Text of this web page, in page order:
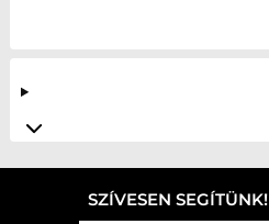
SZÍVESEN SEGÍTÜNK!